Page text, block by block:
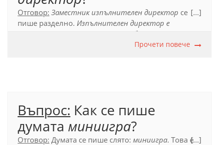
Отговор: Заместник изпълнителен директор се
пише разделно. Изпълнителен директор е
, пред което е добавена думата
[...]
Прочети повече
Въпрос: Как се пише
думата миниигра?
Отговор: Думата се пише слято: миниигра. Това е[...]